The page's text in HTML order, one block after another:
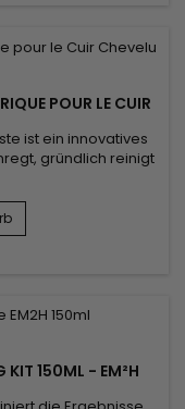
POUR LE CUIR
ist ein innovatives
gründlich reinigt
sorgt. Durch ihre
aktiviert, die
gefördert und das
Talg,...
KIT 150ML - EM²H